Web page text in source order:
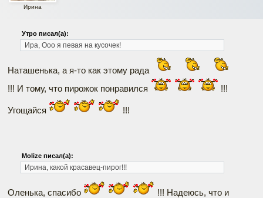
Ирина
Утро писал(а):
Ира, Ооо я певая на кусочек!
Наташенька, а я-то как этому рада
!!! И тому, что пирожок понравился
!!!
Угощайся !!!
Molize писал(а):
Ирина, какой красавец-пирог!!!
Оленька, спасибо
!!! Надеюсь, что и